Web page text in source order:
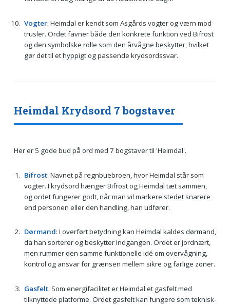
Vogter: Heimdal er kendt som Asgårds vogter og værn mod
trusler. Ordet favner både den konkrete funktion ved Bifrost
og den symbolske rolle som den årvågne beskytter, hvilket
gør det til et hyppigt og passende krydsordssvar.
Heimdal Krydsord 7 bogstaver
Her er 5 gode bud på ord med 7 bogstaver til 'Heimdal'.
Bifrost: Navnet på regnbuebroen, hvor Heimdal står som
vogter. I krydsord hænger Bifrost og Heimdal tæt sammen,
og ordet fungerer godt, når man vil markere stedet snarere
end personen eller den handling, han udfører.
Dørmand: I overført betydning kan Heimdal kaldes dørmand,
da han sorterer og beskytter indgangen. Ordet er jordnært,
men rummer den samme funktionelle idé om overvågning,
kontrol og ansvar for grænsen mellem sikre og farlige zoner.
Gasfelt: Som energifacilitet er Heimdal et gasfelt med
tilknyttede platforme. Ordet gasfelt kan fungere som teknisk-